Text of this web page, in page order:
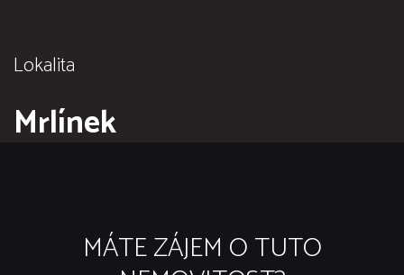
Lokalita
Mrlínek
MÁTE ZÁJEM O TUTO